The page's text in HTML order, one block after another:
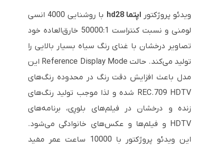
ویدئو پروژکتور اپتما hd28
با روشنایی 4000 انسی
لومنی و نسبت کنتراست 50000:1 خارق‌العاده خود
تصاویر درخشان با غنای رنگ سیاه بسیار بالایی را
تولید می‌کند. حالت Reference Display Mode این
مدل باعث افزایش دقت رنگ در محدوده رنگ‌های
REC.709 HDTV شده و لذا موجب تولید رنگ‌های
زنده و درخشان در فیلم‌های بلورِی، برنامه‌های
HDTV و فیلم‌ها و عکس‌های خانوادگی می‌شود.
این ویدئو پروژکتور با 10000 ساعت عمر مفید